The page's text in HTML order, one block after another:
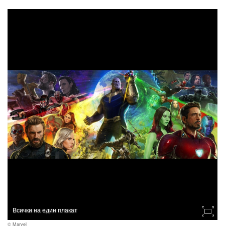
Всички на един плакат
© Marvel